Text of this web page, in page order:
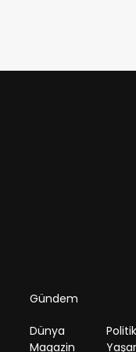
Gündem
Dünya
Magazin